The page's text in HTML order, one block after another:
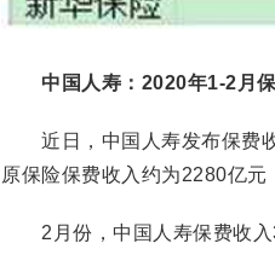
中国人寿：2020年1-2月
近日，中国人寿发布保费收
原保险保费收入约为2280亿元
2月份，中国人寿保费收入